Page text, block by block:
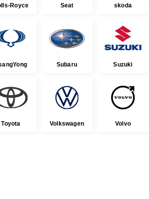
Royce Seat skoda
Subaru Suzuki
Toyota Volkswagen Volvo